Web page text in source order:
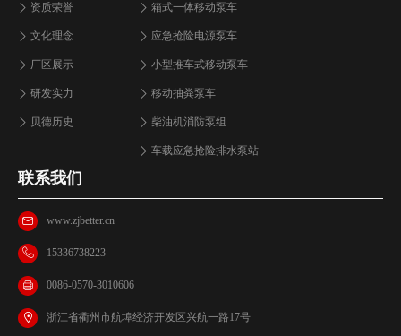
资质荣誉
文化理念
厂区展示
研发实力
贝德历史
箱式一体移动泵车
应急抢险电源泵车
小型推车式移动泵车
移动抽粪泵车
柴油机消防泵组
车载应急抢险排水泵站
联系我们
www.zjbetter.cn
15336738223
0086-0570-3010606
浙江省衢州市航埠经济开发区兴航一路17号